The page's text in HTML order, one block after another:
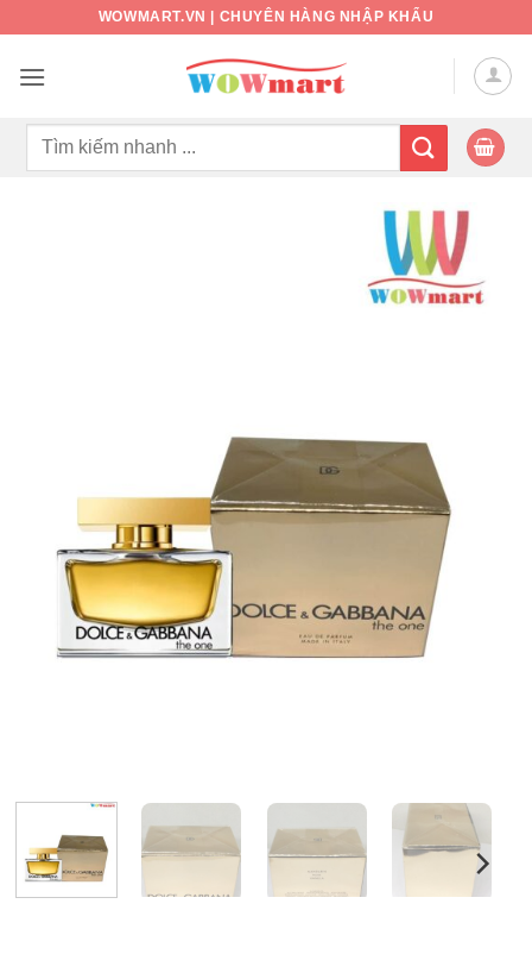
nội
WOWMART.VN | CHUYÊN HÀNG NHẬP KHẨU
Tìm